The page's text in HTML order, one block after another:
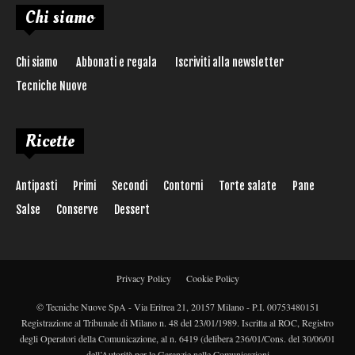
Chi siamo
Chi siamo Abbonati e regala
Iscriviti alla newsletter
Tecniche Nuove
Ricette
Antipasti Primi Secondi Contorni Torte salate
Pane
Salse
Conserve Dessert
Privacy Policy Cookie Policy
© Tecniche Nuove SpA - Via Eritrea 21, 20157 Milano - P.I. 00753480151
Registrazione al Tribunale di Milano n. 48 del 23/01/1989. Iscritta al ROC, Registro
degli Operatori della Comunicazione, al n. 6419 (delibera 236/01/Cons. del 30/06/01